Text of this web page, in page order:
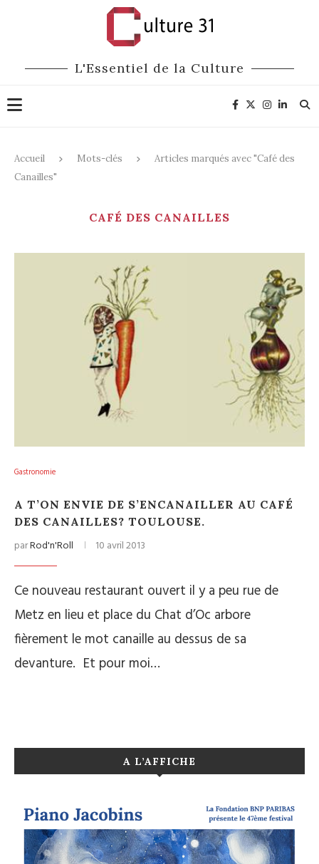
L'Essentiel de la Culture
Accueil Mots-clés
Articles marqués avec "Café des
Canailles"
CAFÉ DES CANAILLES
Gastronomie
A T’ON ENVIE DE S’ENCANAILLER AU CAFÉ
DES CANAILLES? TOULOUSE.
parRod'n'Roll 10 avril 2013
Ce nouveau restaurant ouvert il y a peu rue de
Metz en lieu et place du Chat d’Oc arbore
fièrement le mot canaille au dessus de sa
devanture. Et pour moi…
A L’AFFICHE